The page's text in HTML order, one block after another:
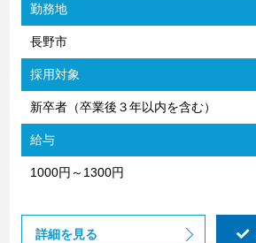
勤務地
長野市
採用対象
新卒者（卒業後３年以内を含む）
給与
1000円～1300円
詳細を見る